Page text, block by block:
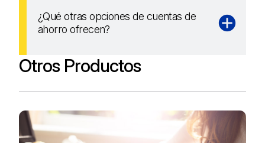
¿Qué otras opciones de cuentas de
ahorro ofrecen?
Otros Productos